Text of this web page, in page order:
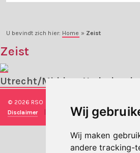
Wij
Wij maken
andere tracking-
U bevindt zich hier: Home » Zeist
Zeist
Utrecht/Midden-Nederland
© 2026 RSO Nederland
Disclaimer
Privacy verklaring |